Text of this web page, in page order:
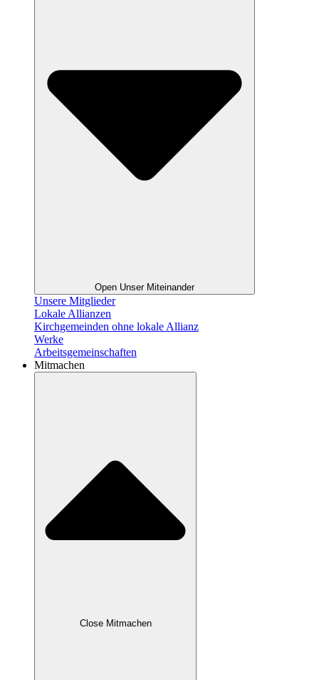
Open Unser Miteinander
Unsere Mitglieder
Lokale Allianzen
Kirchgemeinden ohne lokale Allianz
Werke
Arbeitsgemeinschaften
Mitmachen
Close Mitmachen